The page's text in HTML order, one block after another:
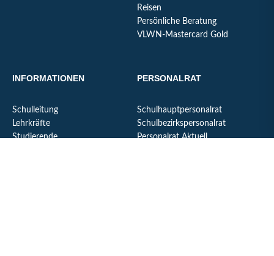
Reisen
Persönliche Beratung
VLWN-Mastercard Gold
INFORMATIONEN
Schulleitung
Lehrkräfte
Studierende
PERSONALRAT
Schulhauptpersonalrat
Schulbezirkspersonalrat
Personalrat Aktuell